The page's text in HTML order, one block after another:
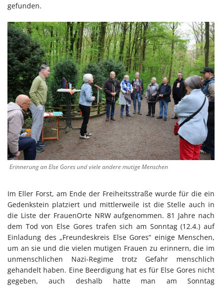
gefunden.
Erinnerung an Else Gores und viele andere mutige Menschen
Im Eller Forst, am Ende der Freiheitsstraße wurde für die ein
Gedenkstein platziert und mittlerweile ist die Stelle auch in
die Liste der FrauenOrte NRW aufgenommen. 81 Jahre nach
dem Tod von Else Gores trafen sich am Sonntag (12.4.) auf
Einladung des „Freundeskreis Else Gores“ einige Menschen,
um an sie und die vielen mutigen Frauen zu erinnern, die im
unmenschlichen Nazi-Regime trotz Gefahr menschlich
gehandelt haben. Eine Beerdigung hat es für Else Gores nicht
gegeben, auch deshalb hatte man am Sonntag